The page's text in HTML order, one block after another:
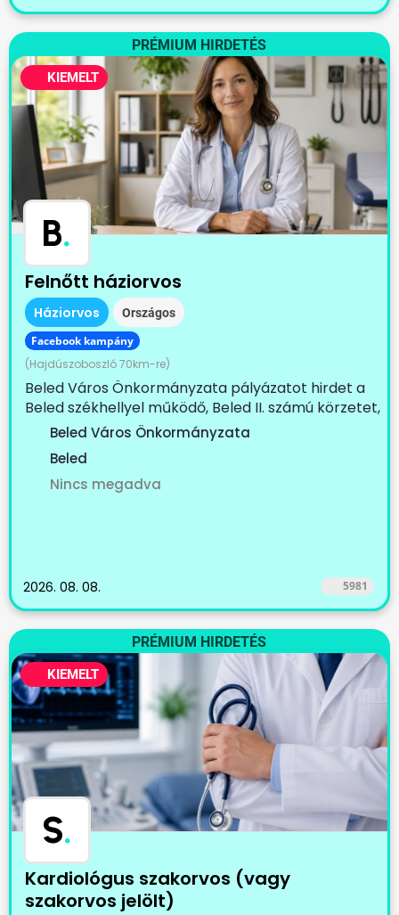
PRÉMIUM HIRDETÉS
KIEMELT
B.
Felnőtt háziorvos
Háziorvos Országos
Facebook kampány
(Hajdúszoboszló 70km-re)
Beled Város Önkormányzata pályázatot hirdet a
Beled székhellyel működő, Beled II. számú körzetet,
Cirák...Beled Város Önkormányzata
Beled
Nincs megadva
2026. 08. 08. 5981
PRÉMIUM HIRDETÉS
KIEMELT
S.
Kardiológus szakorvos (vagy
szakorvos jelölt)